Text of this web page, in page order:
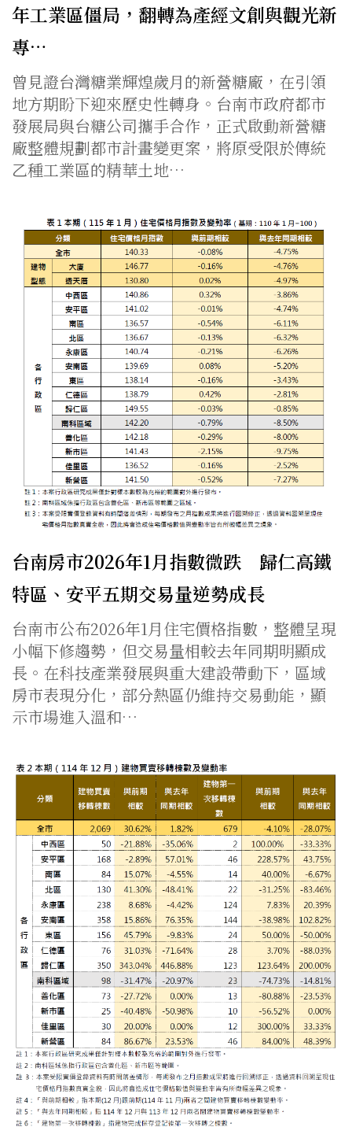
年工業區僵局，翻轉為產經文創與觀光新
專…
曾見證台灣糖業輝煌歲月的新營糖廠，在引領
地方期盼下迎來歷史性轉身。台南市政府都市
發展局與台糖公司攜手合作，正式啟動新營糖
廠整體規劃都市計畫變更案，將原受限於傳統
乙種工業區的精華土地…
台南房市2026年1月指數微跌 歸仁高鐵
特區、安平五期交易量逆勢成長
台南市公布2026年1月住宅價格指數，整體呈現
小幅下修趨勢，但交易量相較去年同期明顯成
長。在科技產業發展與重大建設帶動下，區域
房市表現分化，部分熱區仍維持交易動能，顯
示市場進入溫和…